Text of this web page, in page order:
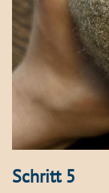
Schritt 5